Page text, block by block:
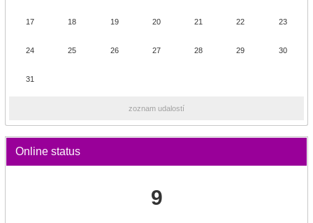
17 18 19 20 21 22 23
24 25 26 27 28 29 30
31
zoznam udalostí
Online status
9